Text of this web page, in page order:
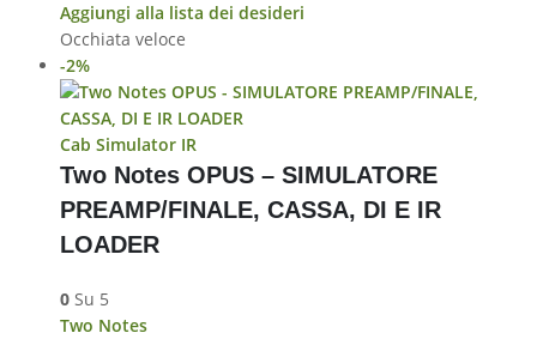
Aggiungi alla lista dei desideri
Occhiata veloce
-2%
Cab Simulator IR
Two Notes OPUS – SIMULATORE
PREAMP/FINALE, CASSA, DI E IR
LOADER
0Su 5
Two Notes